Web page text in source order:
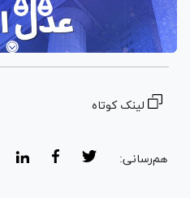
لینک کوتاه
هم‌رسانی: